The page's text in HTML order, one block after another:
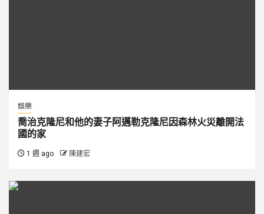
娛樂
喬治克隆尼和他的妻子阿邁勒克隆尼因森林火災離開法
國的家
1 週 ago 陳建宏